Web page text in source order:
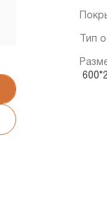
Тип